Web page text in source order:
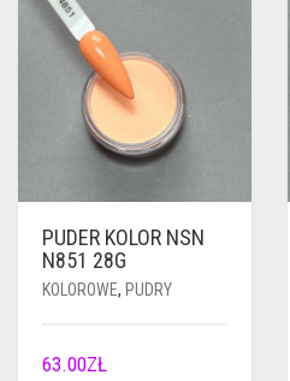
PUDER KOLOR NSN
N851 28G
KOLOROWE, PUDRY
63.00ZŁ